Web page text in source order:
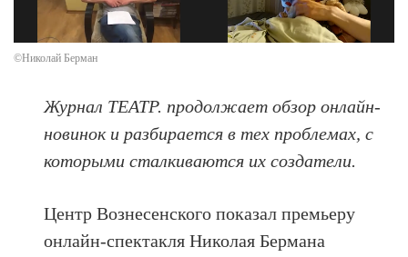
©Николай Берман
Журнал ТЕАТР. продолжает обзор онлайн-
новинок и разбирается в тех проблемах, с
которыми сталкиваются их создатели.
Центр Вознесенского показал премьеру
онлайн-спектакля Николая Бермана